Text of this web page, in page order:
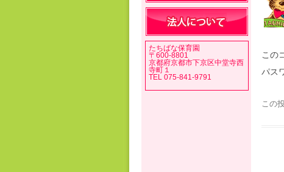
この
パス
この
たちばな保育園
〒600-8801
京都府京都市下京区中堂寺西
寺町１
TEL 075-841-9791